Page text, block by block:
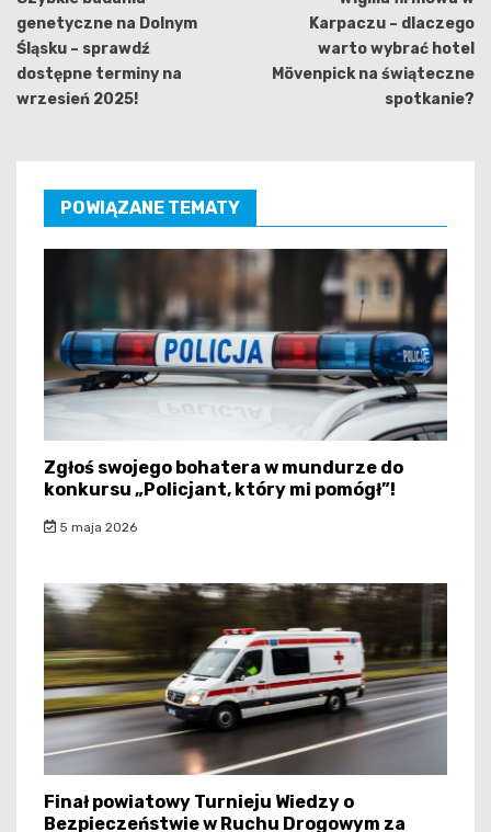
genetyczne na Dolnym
Śląsku – sprawdź
dostępne terminy na
wrzesień 2025!
Karpaczu – dlaczego
warto wybrać hotel
Mövenpick na świąteczne
spotkanie?
POWIĄZANE TEMATY
Zgłoś swojego bohatera w mundurze do
konkursu „Policjant, który mi pomógł”!
5 maja 2026
Finał powiatowy Turnieju Wiedzy o
Bezpieczeństwie w Ruchu Drogowym za